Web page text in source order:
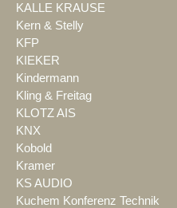
KALLE KRAUSE
Kern & Stelly
KFP
KIEKER
Kindermann
Kling & Freitag
KLOTZ AIS
KNX
Kobold
Kramer
KS AUDIO
Kuchem Konferenz Technik